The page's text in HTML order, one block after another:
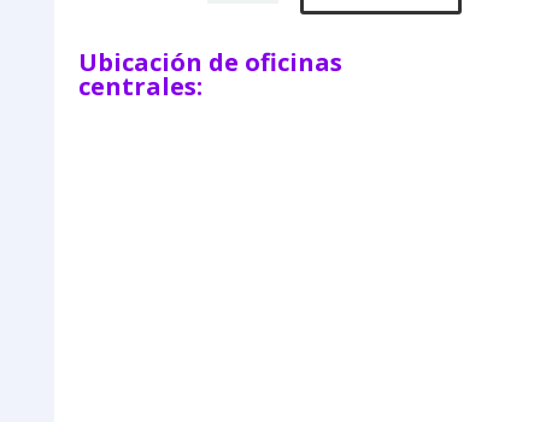
Ubicación de oficinas
centrales: